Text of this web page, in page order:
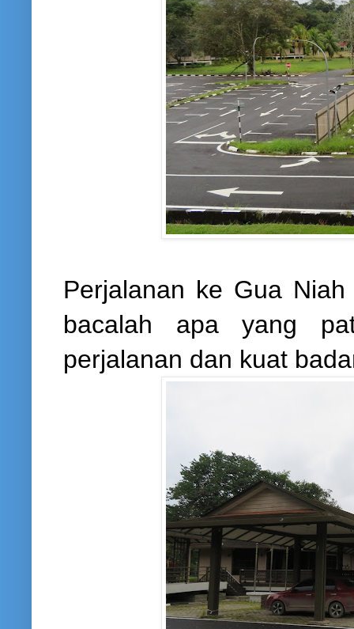
Perjalanan ke Gua
bacalah apa yang
perjalanan dan kuat